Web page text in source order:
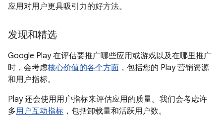
应用对用户更具吸引力的好方法。
发现和精选
Google Play 在评估要推广哪些应用或游戏以及在哪里推广
时，会考虑核心价值的各个方面 ，包括您的 Play 营销资源
和用户指标。
Play 还会使用用户指标来评估应用的质量。我们会考虑许
多用户互动指标 ，包括卸载量和活跃用户数。